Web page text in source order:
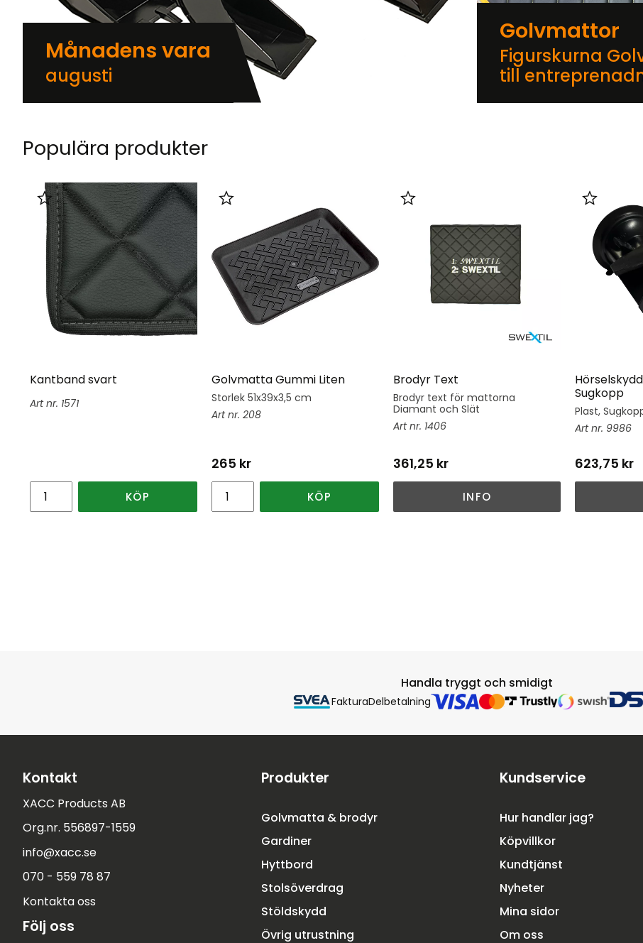
Månadens vara
augusti
Golvmattor
Figurskurna
till
Populära produkter
Kantband svart
1571
Lägg till i favoriter
KÖP
Golvmatta Gummi Liten
Storlek 51x39x3,5 cm
208
265 kr
Lägg till i favoriter
KÖP
Brodyr Text
Brodyr text för mattorna
Diamant och Slät
1406
361,25 kr
Lägg till i favoriter
INFO
Sugkopp
Plast,
9986
623,75 kr
Lägg till i
Handla tryggt och smidigt
FakturaDelbetalning
Kontakt
XACC Products AB
Org.nr. 556897-1559
info@xacc.se
070 - 559 78 87
Kontakta oss
Följ oss
Produkter
Golvmatta & brodyr
Gardiner
Hyttbord
Stolsöverdrag
Stöldskydd
Övrig utrustning
Kundservice
Hur handlar jag?
Köpvillkor
Kundtjänst
Nyheter
Mina sidor
Om oss